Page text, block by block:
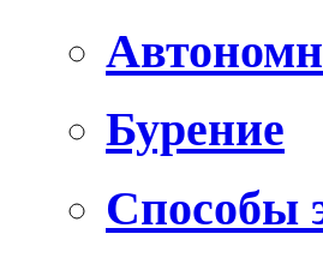
Бурение
Способы